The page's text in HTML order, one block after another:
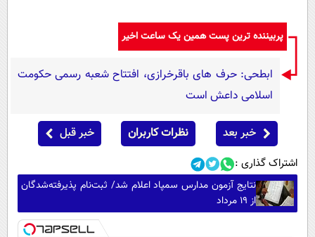
پربیننده ترین پست همین یک ساعت اخیر
ابطحی: حرف های باقرخرازی، افتتاح شعبه رسمی حکومت
اسلامی داعش است
خبر بعد نظرات کاربران خبر قبل
اشتراک گذاری :
نتایج آزمون مدارس سمپاد اعلام شد/ ثبت‌نام پذیرفته‌شدگان
از ۱۹ مرداد